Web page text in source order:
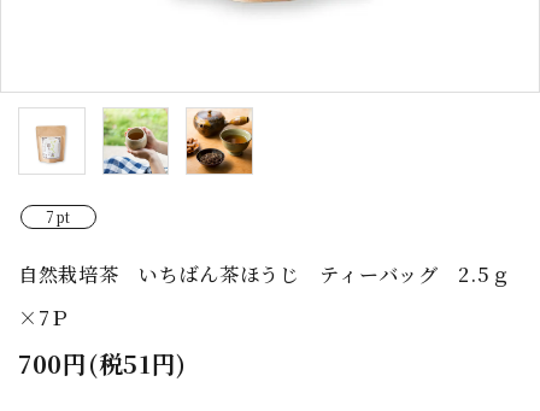
7pt
自然栽培茶 いちばん茶ほうじ ティーバッグ 2.5ｇ
×7Ｐ
700円(税51円)